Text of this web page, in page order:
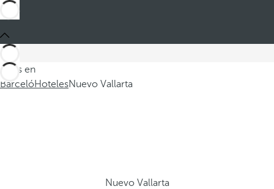
Estás en
BarcelóHotelesNuevo Vallarta
Nuevo Vallarta